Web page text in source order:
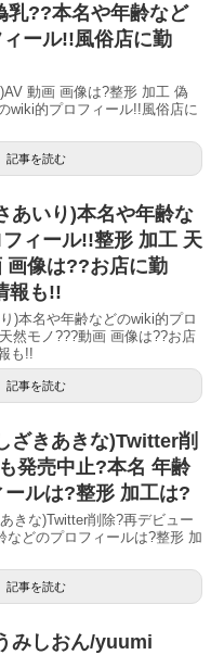
乳??本名や年齢など
ール!!風俗店に勤
動画 画像は?整形 加工 偽
wiki的プロフィール!!風俗店に
記事を読む
あいり)本名や年齢な
ィール!!整形 加工 天
画像は??お店に勤
報も!!
)本名や年齢などのwiki的プロ
然モノ???動画 画像は??お店
も!!
記事を読む
ざきあきな)Twitter削
発売中止?本名 年齢
ルは?整形 加工は?
きな)Twitter削除?再デビュー
などのプロフィールは?整形 加
記事を読む
みしおん/yuumi